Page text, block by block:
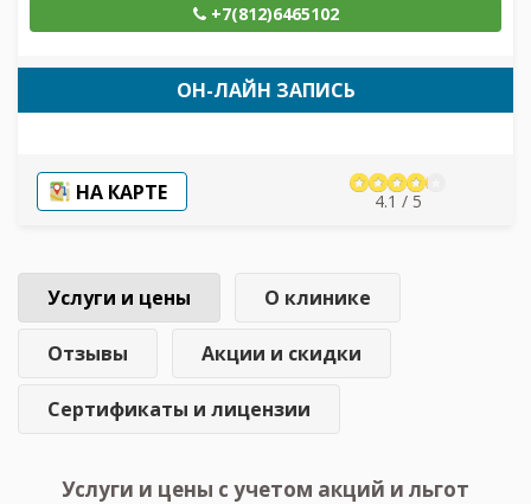
+7(812)6465102
ОН-ЛАЙН ЗАПИСЬ
НА КАРТЕ 4.1 / 5
Услуги и цены О клинике
Отзывы Акции и скидки
Сертификаты и лицензии
Услуги и цены с учетом акций и льгот